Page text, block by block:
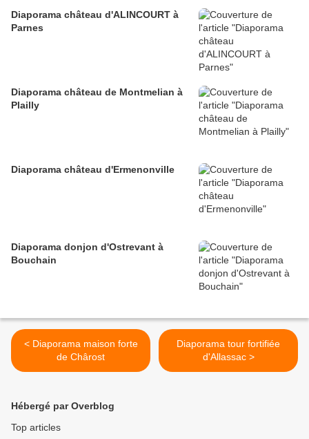
Diaporama château d'ALINCOURT à
Parnes
Diaporama château de Montmelian à
Plailly
Diaporama château d'Ermenonville
Diaporama donjon d'Ostrevant à
Bouchain
< Diaporama maison forte
de Chârost
Diaporama tour fortifiée
d'Allassac >
Hébergé par Overblog
Top articles